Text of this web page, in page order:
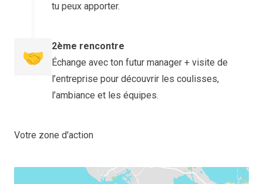
tu peux apporter.
🤝
2ème rencontre
Échange avec ton futur manager + visite de
l’entreprise pour découvrir les coulisses,
l’ambiance et les équipes.
Votre zone d'action